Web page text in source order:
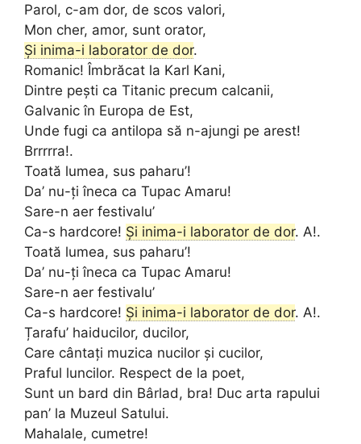
Parol, c-am dor, de scos valori,
Mon cher, amor, sunt orator,
Și inima-i laborator de dor.
Romanic! Îmbrăcat la Karl Kani,
Dintre pești ca Titanic precum calcanii,
Galvanic în Europa de Est,
Unde fugi ca antilopa să n-ajungi pe arest!
Brrrrra!.
Toată lumea, sus paharu’!
Da’ nu-ți îneca ca Tupac Amaru!
Sare-n aer festivalu’
Ca-s hardcore! Și inima-i laborator de dor. A!.
Toată lumea, sus paharu’!
Da’ nu-ți îneca ca Tupac Amaru!
Sare-n aer festivalu’
Ca-s hardcore! Și inima-i laborator de dor. A!.
Țarafu’ haiducilor, ducilor,
Care cântați muzica nucilor și cucilor,
Praful luncilor. Respect de la poet,
Sunt un bard din Bârlad, bra! Duc arta rapului
pan’ la Muzeul Satului.
Mahalale, cumetre!